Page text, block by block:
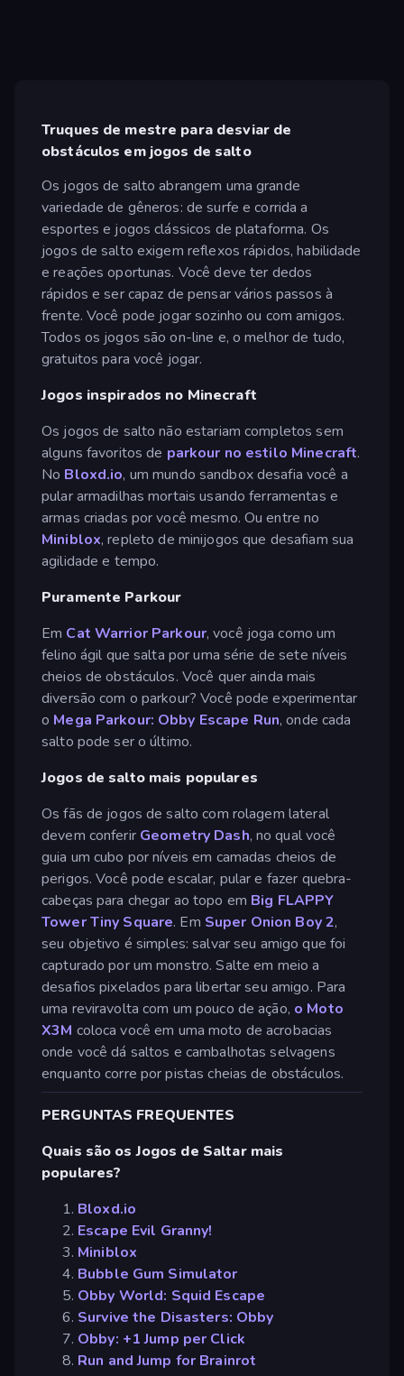
Truques de mestre para desviar de
obstáculos em jogos de salto
Os jogos de salto abrangem uma grande
variedade de gêneros: de surfe e corrida a
esportes e jogos clássicos de plataforma. Os
jogos de salto exigem reflexos rápidos, habilidade
e reações oportunas. Você deve ter dedos
rápidos e ser capaz de pensar vários passos à
frente. Você pode jogar sozinho ou com amigos.
Todos os jogos são on-line e, o melhor de tudo,
gratuitos para você jogar.
Jogos inspirados no Minecraft
Os jogos de salto não estariam completos sem
alguns favoritos de parkour no estilo Minecraft.
No Bloxd.io, um mundo sandbox desafia você a
pular armadilhas mortais usando ferramentas e
armas criadas por você mesmo. Ou entre no
Miniblox, repleto de minijogos que desafiam sua
agilidade e tempo.
Puramente Parkour
Em Cat Warrior Parkour, você joga como um
felino ágil que salta por uma série de sete níveis
cheios de obstáculos. Você quer ainda mais
diversão com o parkour? Você pode experimentar
o Mega Parkour: Obby Escape Run, onde cada
salto pode ser o último.
Jogos de salto mais populares
Os fãs de jogos de salto com rolagem lateral
devem conferir Geometry Dash, no qual você
guia um cubo por níveis em camadas cheios de
perigos. Você pode escalar, pular e fazer quebra-
cabeças para chegar ao topo em Big FLAPPY
Tower Tiny Square. Em Super Onion Boy 2,
seu objetivo é simples: salvar seu amigo que foi
capturado por um monstro. Salte em meio a
desafios pixelados para libertar seu amigo. Para
uma reviravolta com um pouco de ação, o Moto
X3M coloca você em uma moto de acrobacias
onde você dá saltos e cambalhotas selvagens
enquanto corre por pistas cheias de obstáculos.
PERGUNTAS FREQUENTES
Quais são os Jogos de Saltar mais
populares?
Bloxd.io
Escape Evil Granny!
Miniblox
Bubble Gum Simulator
Obby World: Squid Escape
Survive the Disasters: Obby
Obby: +1 Jump per Click
Run and Jump for Brainrot